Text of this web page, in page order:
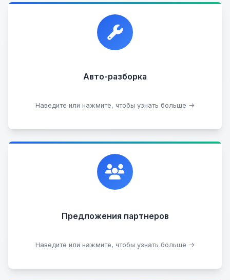
Авто-разборка
Наведите или нажмите, чтобы узнать больше →
Прием автомобилей для разборки на запчасти в
любом состоянии.
Сдать на разборку
Предложения партнеров
Наведите или нажмите, чтобы узнать больше →
Сотрудничаем с лучшими организациями. Если у
вас есть интересные идеи, мы всегда открыты к
сотрудничеству.
Стать партнером